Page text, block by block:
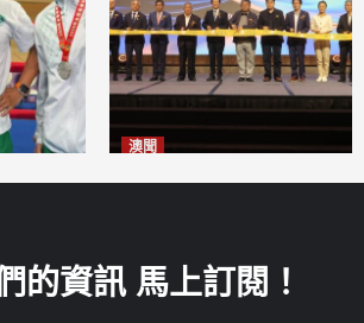
澳聞
的資訊 馬上訂閱！